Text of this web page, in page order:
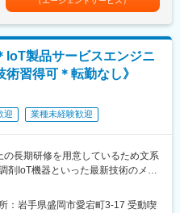
、使用する人・目的・場所・状況
な暮らしを提供します。
管理装置」といった調剤IoT機器の
ていただいているお客様に定期的
する業務
関わらず全ての機械トラブルに対
の導入設置作業
作成（保守契約更新、修理履歴・
となっております。
金額であり、選考を通じて上下す
)は固定手当を含めた表記です。
IoT製品サービスエンジニ
習得可＊転勤なし》
迎 業種未経験歓迎
長期研修を用意しているため文系
剤IoT機器といった最新技術のメン
い仕事◆◇
：岩手県盛岡市愛宕町3-17 受動喫